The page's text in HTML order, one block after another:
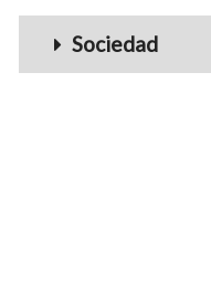
Sociedad